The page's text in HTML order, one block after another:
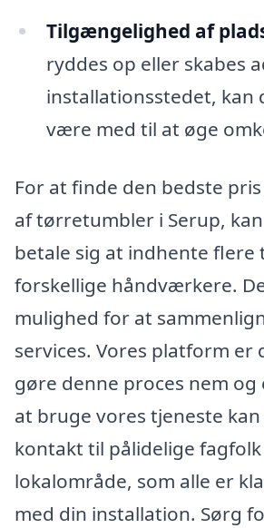
Tilgængelighed af
ryddes op eller skabes
installationsstedet, kan
være med til at øge
For at finde den bedste
af tørretumbler i Serup,
betale sig at indhente flere
forskellige håndværkere.
mulighed for at
services. Vores platform er
gøre denne proces nem og
at bruge vores tjeneste
kontakt til pålidelige
lokalområde, som alle er
med din installation. Sørg